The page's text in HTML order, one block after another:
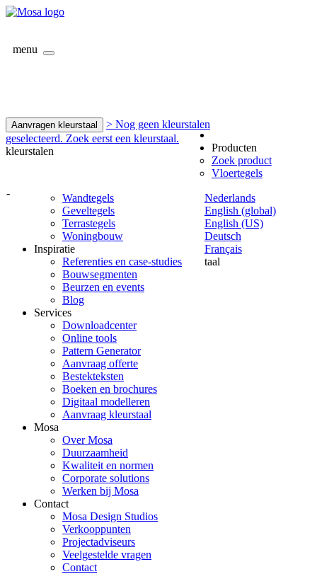
menu
Aanvragen kleurstaal
> Nog geen kleurstalen
geselecteerd. Zoek eerst een kleurstaal.
kleurstalen
-
Nederlands
English (global)
English (US)
Deutsch
Français
taal
Producten
Zoek product
Vloertegels
Wandtegels
Geveltegels
Terrastegels
Woningbouw
Inspiratie
Referenties en case-studies
Bouwsegmenten
Beurzen en events
Blog
Services
Downloadcenter
Online tools
Pattern Generator
Aanvraag offerte
Bestekteksten
Boeken en brochures
Digitaal modelleren
Aanvraag kleurstaal
Mosa
Over Mosa
Duurzaamheid
Kwaliteit en normen
Corporate solutions
Werken bij Mosa
Contact
Mosa Design Studios
Verkooppunten
Projectadviseurs
Veelgestelde vragen
Contact